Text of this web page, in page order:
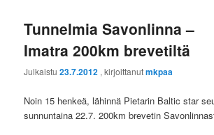
Tunnelmia Savonlinna –
Imatra 200km brevetiltä
Julkaistu23.7.2012 , kirjoittanutmkpaa
Noin 15 henkeä, lähinnä Pietarin Baltic star
sunnuntaina 22.7. 200km brevetin